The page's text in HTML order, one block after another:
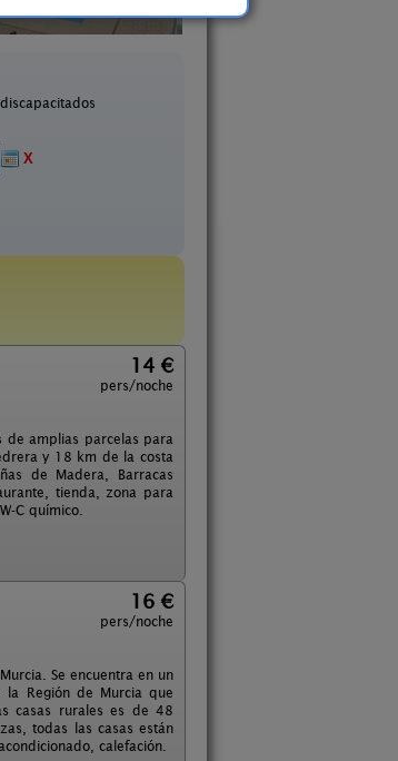
X
14 €
pers/noche
de amplias parcelas para
y 18 km de la costa
de Madera, Barracas
tienda, zona para
C químico.
16 €
pers/noche
Se encuentra en un
Región de Murcia que
casas rurales es de 48
todas las casas están
calefación.